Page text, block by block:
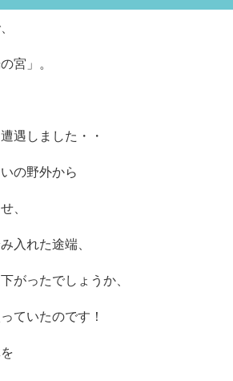
宮」。
遇しました・・
の野外から
、
入れた途端、
がったでしょうか、
ていたのです！